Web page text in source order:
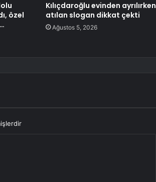
özel
Kılıçdaroğlu evinden ayrılırken
atılan slogan dikkat çekti
Ağustos 5, 2026